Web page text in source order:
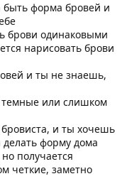
форма бровей и
брови одинаковыми
нарисовать брови
и ты не знаешь,
или слишком
бровиста, и ты хочешь
делать форму дома
получается
четкие, заметно